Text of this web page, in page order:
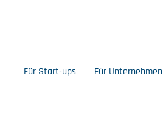
Für Start-ups Für Unternehmen